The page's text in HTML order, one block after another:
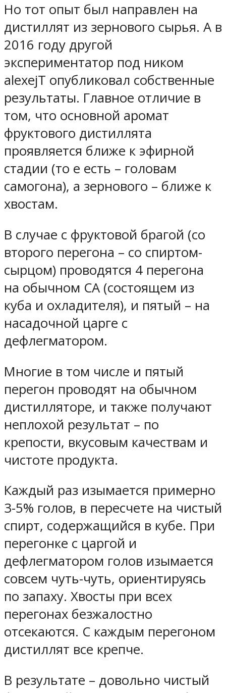
Но тот опыт был направлен на
дистиллят из зернового сырья. А в
2016 году другой
экспериментатор под ником
alexejT опубликовал собственные
результаты. Главное отличие в
том, что основной аромат
фруктового дистиллята
проявляется ближе к эфирной
стадии (то е есть – головам
самогона), а зернового – ближе к
хвостам.
В случае с фруктовой брагой (со
второго перегона – со спиртом-
сырцом) проводятся 4 перегона
на обычном СА (состоящем из
куба и охладителя), и пятый – на
насадочной царге с
дефлегматором.
Многие в том числе и пятый
перегон проводят на обычном
дистилляторе, и также получают
неплохой результат – по
крепости, вкусовым качествам и
чистоте продукта.
Каждый раз изымается примерно
3-5% голов, в пересчете на чистый
спирт, содержащийся в кубе. При
перегонке с царгой и
дефлегматором голов изымается
совсем чуть-чуть, ориентируясь
по запаху. Хвосты при всех
перегонах безжалостно
отсекаются. С каждым перегоном
дистиллят все крепче.
В результате – довольно чистый